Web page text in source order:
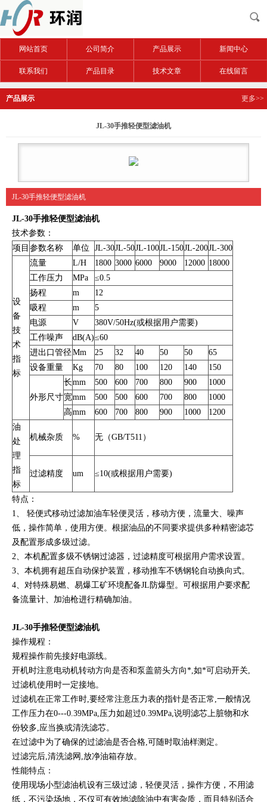
网站首页 公司简介 产品展示 新闻中心
联系我们 产品目录 技术文章 在线留言
产品展示 更多>>
JL-30手推轻便型滤油机
JL-30手推轻便型滤油机
JL-30手推轻便型滤油机
技术参数：
项目 参数名称 单位 JL-30JL-50JL-100JL-150JL-200JL-300
设
备
技
术
指
标
流量 L/H 1800 3000 6000 9000 12000 18000
工作压力
MPa
≤0.5
扬程
m
12
吸程
m
5
电源
V
380V/50Hz(或根据用户需要)
工作噪声
dB(A)≤60
进出口管径 Mm 25 32 40 50 50
65
设备重量
Kg 70 80 100 120 140 150
外形尺寸
长mm 500 600 700 800 900
1000
宽mm 500 500 600 700 800
1000
高mm 600 700 800 900 1000
1200
油
处
理
指
标
机械杂质 % 无（GB/T511）
过滤精度 um ≤10(或根据用户需要)
特点：
1、 轻便式移动过滤加油车轻便灵活，移动方便，流量大、噪声
低，操作简单，使用方便。根据油品的不同要求提供多种精密滤芯
及配置形成多级过滤。
2、本机配置多级不锈钢过滤器，过滤精度可根据用户需求设置。
3、本机拥有超压自动保护装置，移动推车不锈钢轮自动换向式。
4、对特殊易燃、易爆工矿环境配备JL防爆型。可根据用户要求配
备流量计、加油枪进行精确加油。
JL-30手推轻便型滤油机
操作规程：
规程操作前先接好电源线。
开机时注意电动机转动方向是否和泵盖箭头方向*,如*可启动开关,
过滤机使用时一定接地。
过滤机在正常工作时,要经常注意压力表的指针是否正常,一般情况
工作压力在0---0.39MPa,压力如超过0.39MPa,说明滤芯上脏物和水
份较多,应当换或清洗滤芯。
在过滤中为了确保的过滤油是否合格,可随时取油样测定。
过滤完后,清洗滤网,放净油箱存放。
性能特点：
使用现场小型滤油机设有三级过滤，轻便灵活，操作方便，不用滤
纸，不污染场地，不仅可有效地滤除油中有害杂质，而且特别适合